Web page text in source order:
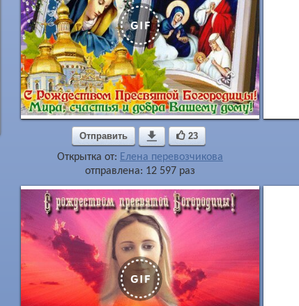
Отправить  23
Открытка от: Елена перевозчикова
отправлена: 12 597 раз